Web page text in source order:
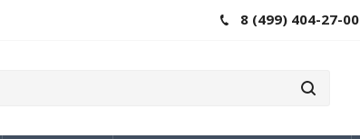
8 (499) 404-27-00